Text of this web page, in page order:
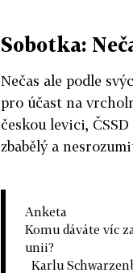
Sobotka:
Nečas ale podle
pro účast na
českou levici,
zbabělý a
Anketa
Komu dáváte víc
unii?
Karlu